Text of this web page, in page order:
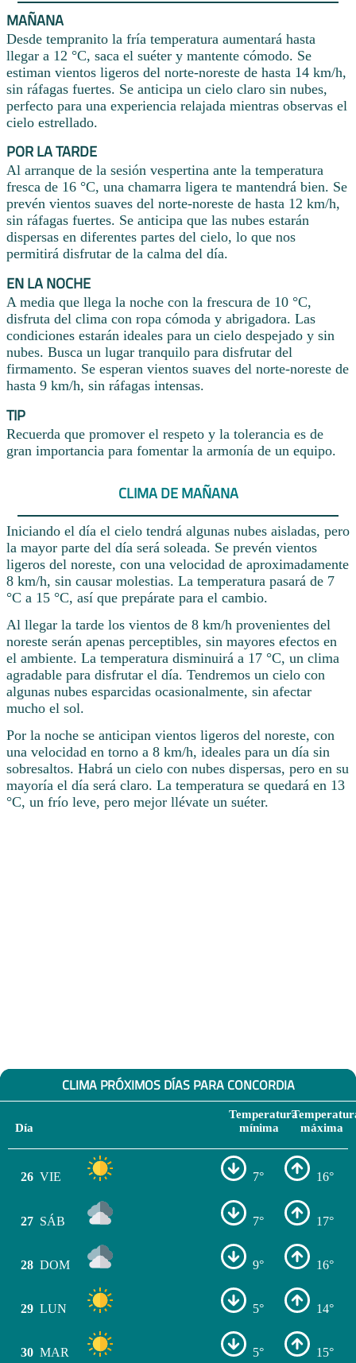
MAÑANA
Desde tempranito la fría temperatura aumentará hasta
llegar a 12 °C, saca el suéter y mantente cómodo. Se
estiman vientos ligeros del norte-noreste de hasta 14 km/h,
sin ráfagas fuertes. Se anticipa un cielo claro sin nubes,
perfecto para una experiencia relajada mientras observas el
cielo estrellado.
POR LA TARDE
Al arranque de la sesión vespertina ante la temperatura
fresca de 16 °C, una chamarra ligera te mantendrá bien. Se
prevén vientos suaves del norte-noreste de hasta 12 km/h,
sin ráfagas fuertes. Se anticipa que las nubes estarán
dispersas en diferentes partes del cielo, lo que nos
permitirá disfrutar de la calma del día.
EN LA NOCHE
A media que llega la noche con la frescura de 10 °C,
disfruta del clima con ropa cómoda y abrigadora. Las
condiciones estarán ideales para un cielo despejado y sin
nubes. Busca un lugar tranquilo para disfrutar del
firmamento. Se esperan vientos suaves del norte-noreste de
hasta 9 km/h, sin ráfagas intensas.
TIP
Recuerda que promover el respeto y la tolerancia es de
gran importancia para fomentar la armonía de un equipo.
CLIMA DE MAÑANA
Iniciando el día el cielo tendrá algunas nubes aisladas, pero
la mayor parte del día será soleada. Se prevén vientos
ligeros del noreste, con una velocidad de aproximadamente
8 km/h, sin causar molestias. La temperatura pasará de 7
°C a 15 °C, así que prepárate para el cambio.
Al llegar la tarde los vientos de 8 km/h provenientes del
noreste serán apenas perceptibles, sin mayores efectos en
el ambiente. La temperatura disminuirá a 17 °C, un clima
agradable para disfrutar el día. Tendremos un cielo con
algunas nubes esparcidas ocasionalmente, sin afectar
mucho el sol.
Por la noche se anticipan vientos ligeros del noreste, con
una velocidad en torno a 8 km/h, ideales para un día sin
sobresaltos. Habrá un cielo con nubes dispersas, pero en su
mayoría el día será claro. La temperatura se quedará en 13
°C, un frío leve, pero mejor llévate un suéter.
CLIMA PRÓXIMOS DÍAS PARA CONCORDIA
Día
Temperatura
mínima
máxima
26 VIE 7° 16°
27 SÁB 7° 17°
28 DOM 9° 16°
29 LUN 5° 14°
30 MAR 5° 15°